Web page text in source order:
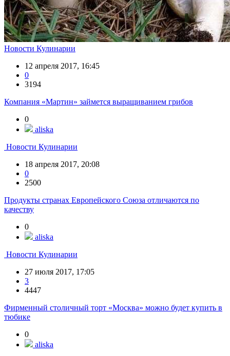
Новости Кулинарии
12 апреля 2017, 16:45
0
3194
Компания «Мартин» займется выращиванием грибов
0
aliska
Новости Кулинарии
18 апреля 2017, 20:08
0
2500
Продукты странах Европейского Союза отличаются по
качеству
0
aliska
Новости Кулинарии
27 июля 2017, 17:05
3
4447
Фирменный столичный торт «Москва» можно будет купить в
тюбике
0
aliska